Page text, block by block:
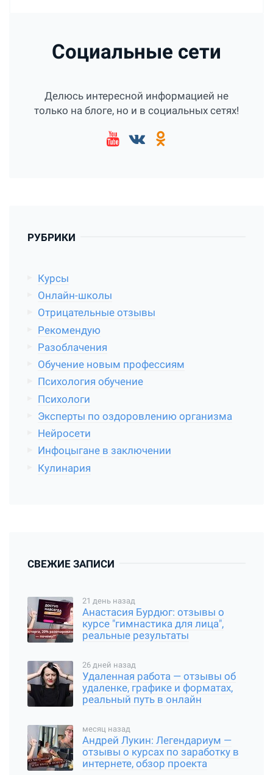
Социальные сети
Делюсь интересной информацией не
только на блоге, но и в социальных сетях!
РУБРИКИ
Курсы
Онлайн-школы
Отрицательные отзывы
Рекомендую
Разоблачения
Обучение новым профессиям
Психология обучение
Психологи
Эксперты по оздоровлению организма
Нейросети
Инфоцыгане в заключении
Кулинария
СВЕЖИЕ ЗАПИСИ
21 день назад
Анастасия Бурдюг: отзывы о
курсе "гимнастика для лица",
реальные результаты
26 дней назад
Удаленная работа — отзывы об
удаленке, графике и форматах,
реальный путь в онлайн
месяц назад
Андрей Лукин: Легендариум —
отзывы о курсах по заработку в
интернете, обзор проекта